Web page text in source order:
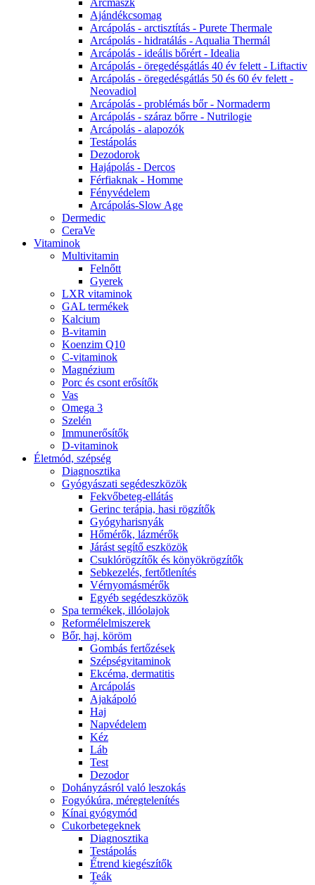
Arcmaszk
Ajándékcsomag
Arcápolás - arctisztítás - Purete Thermale
Arcápolás - hidratálás - Aqualia Thermál
Arcápolás - ideális bőrért - Idealia
Arcápolás - öregedésgátlás 40 év felett - Liftactiv
Arcápolás - öregedésgátlás 50 és 60 év felett -
Neovadiol
Arcápolás - problémás bőr - Normaderm
Arcápolás - száraz bőrre - Nutrilogie
Arcápolás - alapozók
Testápolás
Dezodorok
Hajápolás - Dercos
Férfiaknak - Homme
Fényvédelem
Arcápolás-Slow Age
Dermedic
CeraVe
Vitaminok
Multivitamin
Felnőtt
Gyerek
LXR vitaminok
GAL termékek
Kalcium
B-vitamin
Koenzim Q10
C-vitaminok
Magnézium
Porc és csont erősítők
Vas
Omega 3
Szelén
Immunerősítők
D-vitaminok
Életmód, szépség
Diagnosztika
Gyógyászati segédeszközök
Fekvőbeteg-ellátás
Gerinc terápia, hasi rögzítők
Gyógyharisnyák
Hőmérők, lázmérők
Járást segítő eszközök
Csuklórögzítők és könyökrögzítők
Sebkezelés, fertőtlenítés
Vérnyomásmérők
Egyéb segédeszközök
Spa termékek, illóolajok
Reformélelmiszerek
Bőr, haj, köröm
Gombás fertőzések
Szépségvitaminok
Ekcéma, dermatitis
Arcápolás
Ajakápoló
Haj
Napvédelem
Kéz
Láb
Test
Dezodor
Dohányzásról való leszokás
Fogyókúra, méregtelenítés
Kínai gyógymód
Cukorbetegeknek
Diagnosztika
Testápolás
É́trend kiegészítők
Teák